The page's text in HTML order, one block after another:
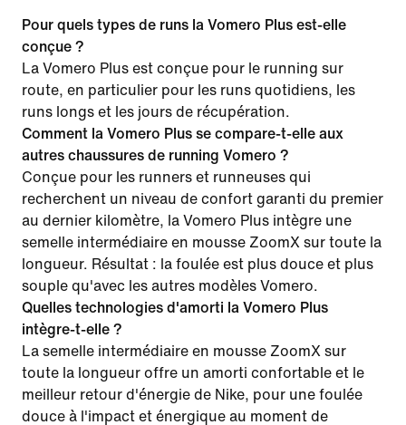
Pour quels types de runs la Vomero Plus est-elle
conçue ?
La Vomero Plus est conçue pour le running sur
route, en particulier pour les runs quotidiens, les
runs longs et les jours de récupération.
Comment la Vomero Plus se compare-t-elle aux
autres chaussures de running Vomero ?
Conçue pour les runners et runneuses qui
recherchent un niveau de confort garanti du premier
au dernier kilomètre, la Vomero Plus intègre une
semelle intermédiaire en mousse ZoomX sur toute la
longueur. Résultat : la foulée est plus douce et plus
souple qu'avec les autres modèles Vomero.
Quelles technologies d'amorti la Vomero Plus
intègre-t-elle ?
La semelle intermédiaire en mousse ZoomX sur
toute la longueur offre un amorti confortable et le
meilleur retour d'énergie de Nike, pour une foulée
douce à l'impact et énergique au moment de